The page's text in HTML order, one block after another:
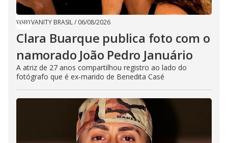
VANITY BRASIL/ 06/08/2026
Clara Buarque publica foto com o
namorado João Pedro Januário
A atriz de 27 anos compartilhou registro ao lado do
fotógrafo que é ex-marido de Benedita Casé